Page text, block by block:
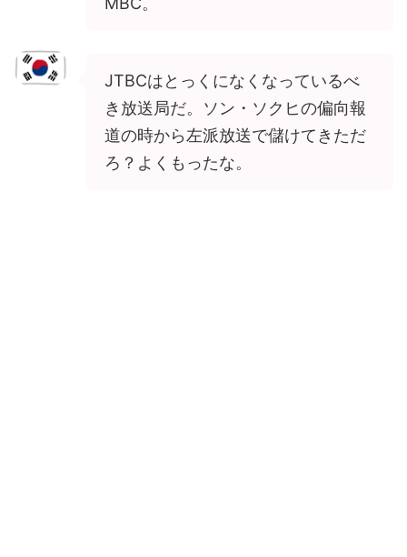
JTBCはとっくになくなっているべ
き放送局だ。ソン・ソクヒの偏向報
道の時から左派放送で儲けてきただ
ろ？よくもったな。